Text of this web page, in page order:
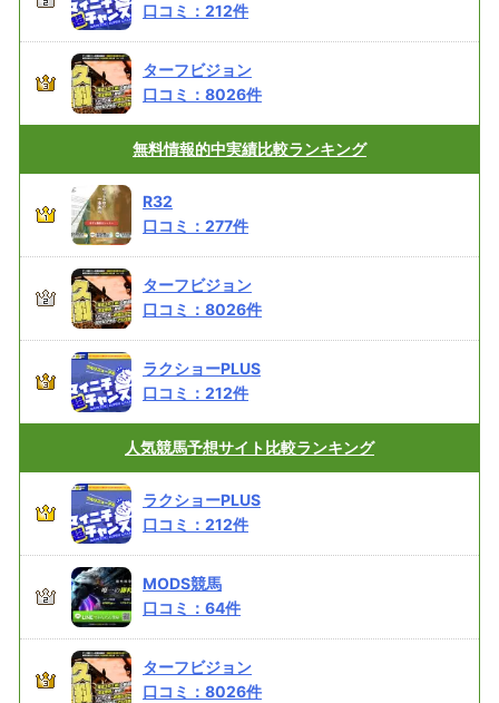
口コミ： 212件
ターフビジョン
口コミ： 8026件
無料情報的中実績比較ランキング
R32
口コミ： 277件
ターフビジョン
口コミ： 8026件
ラクショーPLUS
口コミ： 212件
人気競馬予想サイト 比較ランキング
ラクショーPLUS
口コミ： 212件
MODS競馬
口コミ： 64件
ターフビジョン
口コミ： 8026件